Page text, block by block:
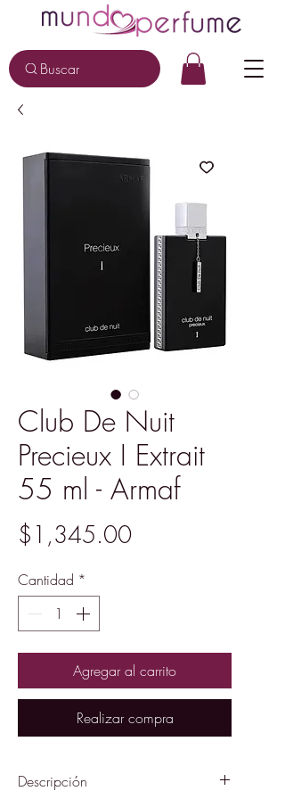
Buscar
Club De Nuit
Precieux I Extrait
55 ml - Armaf
$1,345.00Precio
Cantidad *
Agregar al carrito
Realizar compra
Descripción